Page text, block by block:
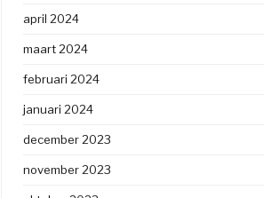
april 2024
maart 2024
februari 2024
januari 2024
december 2023
november 2023